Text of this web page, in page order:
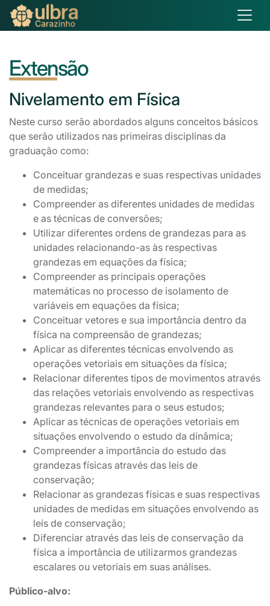
Extensão
Nivelamento em Física
Neste curso serão abordados alguns conceitos básicos
que serão utilizados nas primeiras disciplinas da
graduação como:
Conceituar grandezas e suas respectivas unidades
de medidas;
Compreender as diferentes unidades de medidas
e as técnicas de conversões;
Utilizar diferentes ordens de grandezas para as
unidades relacionando-as às respectivas
grandezas em equações da física;
Compreender as principais operações
matemáticas no processo de isolamento de
variáveis em equações da física;
Conceituar vetores e sua importância dentro da
física na compreensão de grandezas;
Aplicar as diferentes técnicas envolvendo as
operações vetoriais em situações da física;
Relacionar diferentes tipos de movimentos através
das relações vetoriais envolvendo as respectivas
grandezas relevantes para o seus estudos;
Aplicar as técnicas de operações vetoriais em
situações envolvendo o estudo da dinâmica;
Compreender a importância do estudo das
grandezas físicas através das leis de
conservação;
Relacionar as grandezas físicas e suas respectivas
unidades de medidas em situações envolvendo as
leis de conservação;
Diferenciar através das leis de conservação da
física a importância de utilizarmos grandezas
escalares ou vetoriais em suas análises.
Público-alvo: